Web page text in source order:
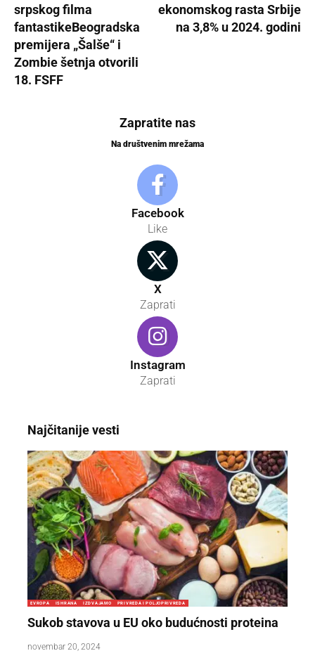
srpskog filma
fantastikeBeogradska
premijera „Šalše“ i
Zombie šetnja otvorili
18. FSFF
ekonomskog rasta Srbije
na 3,8% u 2024. godini
Zapratite nas
Na društvenim mrežama
Facebook
Like
X
Zaprati
Instagram
Zaprati
Najčitanije vesti
EVROPA ISHRANA IZDVAJAMO PRIVREDA I POLJOPRIVREDA
Sukob stavova u EU oko budućnosti proteina
novembar 20, 2024